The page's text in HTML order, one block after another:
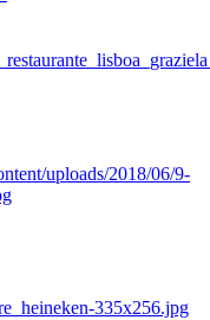
uploads/2018/06/9-
335x256.jpg